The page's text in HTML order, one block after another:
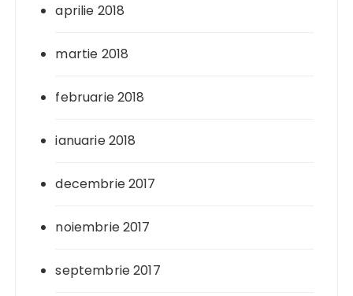
aprilie 2018
martie 2018
februarie 2018
ianuarie 2018
decembrie 2017
noiembrie 2017
septembrie 2017